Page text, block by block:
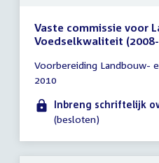
Vaste commissie voor
Voedselkwaliteit
vergadering
tot
12:00
uur
Voorbereiding Landbouw-
2010
Inbreng schriftelijk
(besloten)